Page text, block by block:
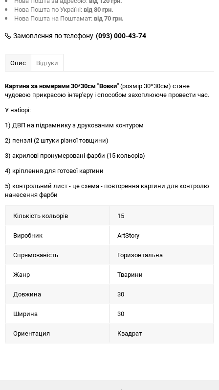
Нова Пошта по Україні:від 80 грн.
Нова Пошта на Поштамат:від 70 грн.
Замовлення по телефону (093) 000-43-74
Опис Відгуки
Картина за номерами 30*30см "Вовки"(розмір 30*30см) стане
чудовою прикрасою інтер'єру і способом захоплююче провести час.
У наборі:
1) ДВП на підрамнику з друкованим контуром
2) пензлі (2 штуки різної товщини)
3) акрилові пронумеровані фарби (15 кольорів)
4) кріплення для готової картини
5) контрольний лист - це схема - повторення картини для контролю
нанесення фарби
Кількість кольорів 15
Виробник ArtStory
Спрямованість Горизонтальна
Жанр Тварини
Довжина 30
Ширина 30
Ориентация Квадрат